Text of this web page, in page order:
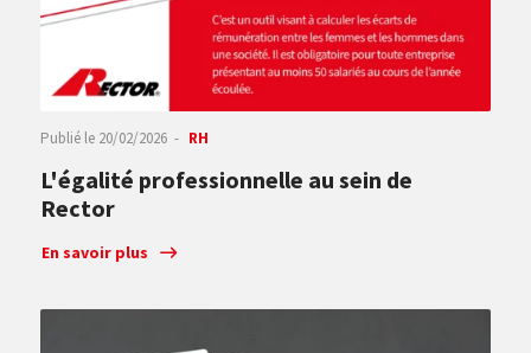
Publié le 20/02/2026 RH
L'égalité professionnelle au sein de
Rector
En savoir plus